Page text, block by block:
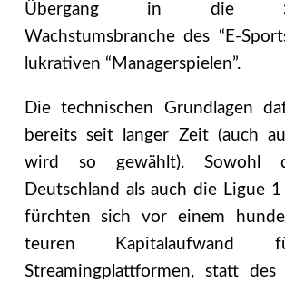
Übergang in die
Wachstumsbranche des “E-
lukrativen “Managerspielen”.
Die technischen Grundlagen
bereits seit langer Zeit (auch
wird so gewählt). Sowohl
Deutschland als auch die Ligue
fürchten sich vor einem
teuren Kapitalaufwand
Streamingplattformen, statt